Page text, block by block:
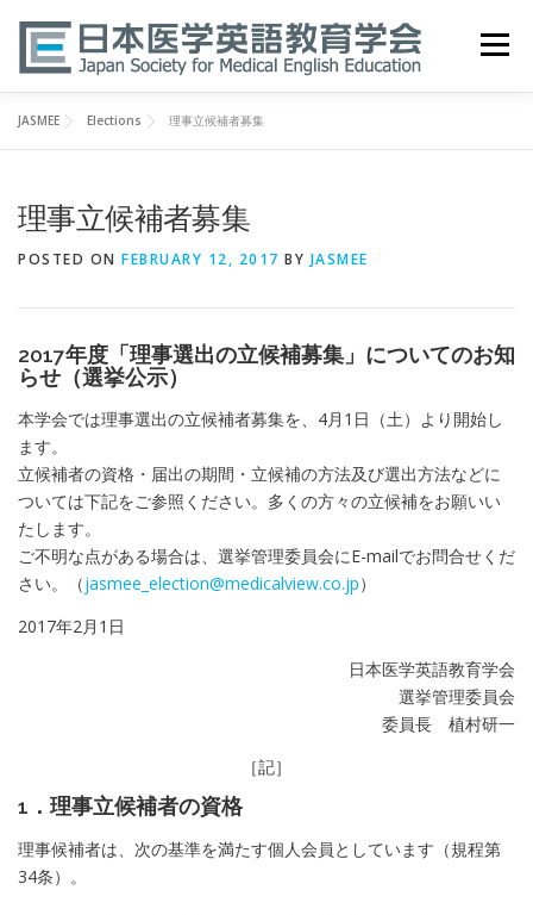
content
Menu
医英検 EPEMP RESOURCES
JASMEE Elections 理事立候補者募集
理事立候補者募集
POSTED ON FEBRUARY 12, 2017 BY JASMEE
2017年度「理事選出の立候補募集」についてのお知
らせ（選挙公示）
本学会では理事選出の立候補者募集を、4月1日（土）より開始し
ます。
立候補者の資格・届出の期間・立候補の方法及び選出方法などに
ついては下記をご参照ください。多くの方々の立候補をお願いい
たします。
ご不明な点がある場合は、選挙管理委員会にE-mailでお問合せくだ
さい。（jasmee_election@medicalview.co.jp）
2017年2月1日
日本医学英語教育学会
選挙管理委員会
委員長 植村研一
［記］
1．理事立候補者の資格
理事候補者は、次の基準を満たす個人会員としています（規程第
34条）。